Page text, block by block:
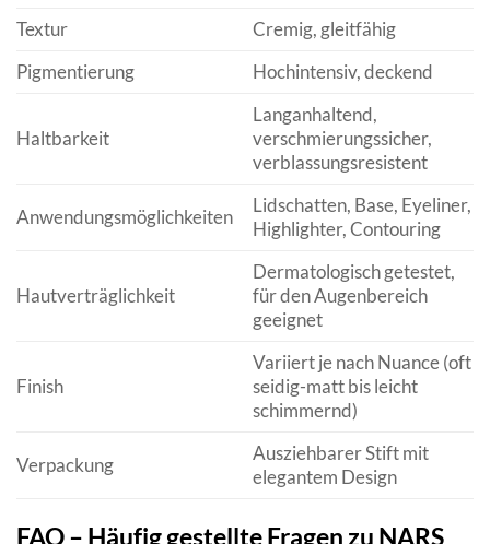
Textur
Cremig, gleitfähig
Pigmentierung
Hochintensiv, deckend
Haltbarkeit
Langanhaltend,
verschmierungssicher,
verblassungsresistent
Anwendungsmöglichkeiten
Lidschatten, Base, Eyeliner,
Highlighter, Contouring
Hautverträglichkeit
Dermatologisch getestet,
für den Augenbereich
geeignet
Finish
Variiert je nach Nuance (oft
seidig-matt bis leicht
schimmernd)
Verpackung
Ausziehbarer Stift mit
elegantem Design
FAQ – Häufig gestellte Fragen zu NARS